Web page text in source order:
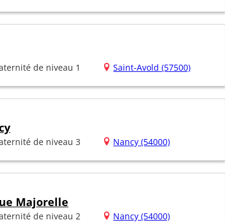
de niveau 1 Saint-Avold (57500)
de niveau 3 Nancy (54000)
Majorelle
de niveau 2 Nancy (54000)